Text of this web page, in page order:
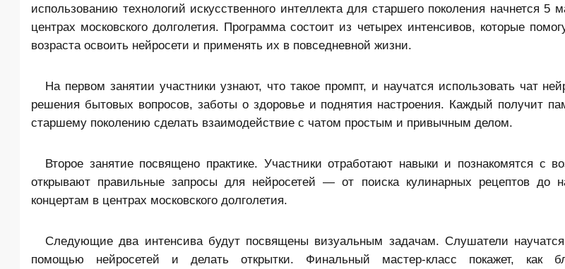
использованию технологий искусственного интеллекта для старшего поколения начнется 5
центрах московского долголетия. Программа состоит из четырех интенсивов, которые
возраста освоить нейросети и применять их в повседневной жизни.
На первом занятии участники узнают, что такое промпт, и научатся использовать чат
решения бытовых вопросов, заботы о здоровье и поднятия настроения. Каждый получит
старшему поколению сделать взаимодействие с чатом простым и привычным делом.
Второе занятие посвящено практике. Участники отработают навыки и познакомятся с
открывают правильные запросы для нейросетей — от поиска кулинарных рецептов до
концертам в центрах московского долголетия.
Следующие два интенсива будут посвящены визуальным задачам. Слушатели научатся
помощью нейросетей и делать открытки. Финальный мастер‑класс покажет, как